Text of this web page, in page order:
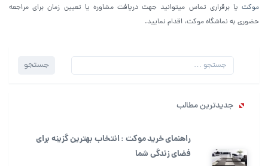
موکت یا برقراری تماس میتوانید جهت دریافت مشاوره یا تعیین زمان برای مراجعه
حضوری به نماشگاه موکت، اقدام نمایید.
جستجو
جستجو
جدیدترین مطالب
راهنمای خرید موکت : انتخاب بهترین گزینه برای
فضای زندگی شما